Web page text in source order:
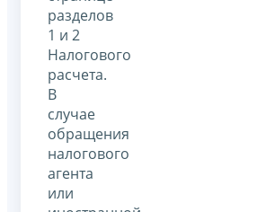
разделов
1 и 2
Налогового
расчета.
В
случае
обращения
налогового
агента
или